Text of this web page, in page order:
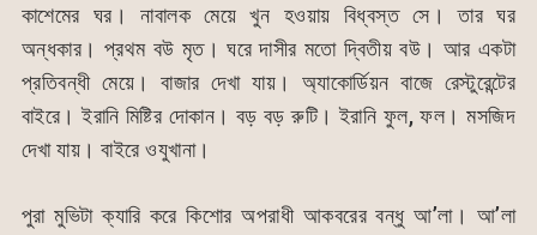
কাশেমের ঘর। নাবালক মেয়ে খুন হওয়ায় বিধ্বস্ত সে। তার ঘর
অন্ধকার। প্রথম বউ মৃত। ঘরে দাসীর মতো দ্বিতীয় বউ। আর একটা
প্রতিবন্ধী মেয়ে। বাজার দেখা যায়। অ্যাকোর্ডিয়ন বাজে রেস্টুরেন্টের
বাইরে। ইরানি মিষ্টির দোকান। বড় বড় রুটি। ইরানি ফুল, ফল। মসজিদ
দেখা যায়। বাইরে ওযুখানা।
পুরা মুভিটা ক্যারি করে কিশোর অপরাধী আকবরের বন্ধু আ’লা। আ’লা